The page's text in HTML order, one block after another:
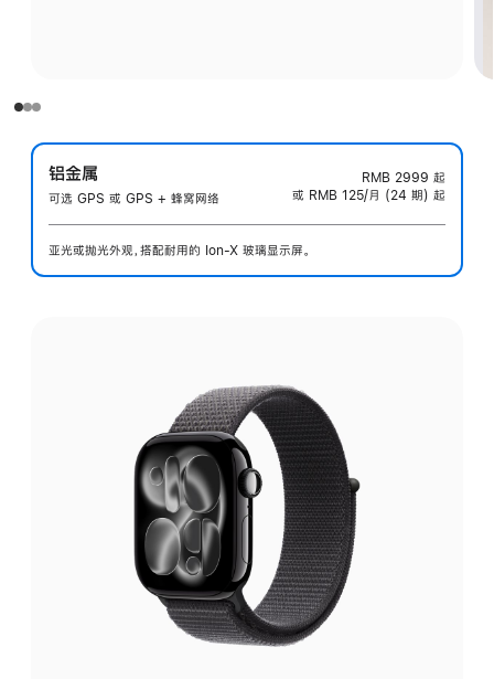
铝金属
可选 GPS 或 GPS + 蜂窝网络
RMB 2999 起
或 RMB 125/月 (24 期) 起
亚光或抛光外观，搭配耐用的 Ion-X 玻璃显示屏。